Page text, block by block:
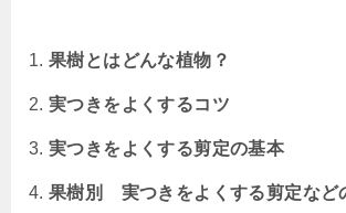
果樹とはどんな植物？
実つきをよくするコツ
実つきをよくする剪定の基本
果樹別 実つきをよくする剪定など